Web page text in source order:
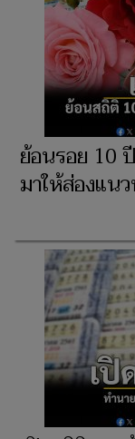
ย้อนรอย 10
มาให้ส่องแน